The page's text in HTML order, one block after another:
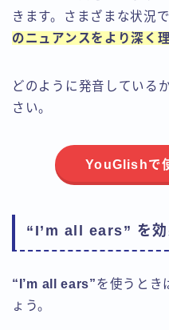
きます。さまざまな状況
のニュアンスをより深く
どのように発音している
さい。
YouGlishで
“I’m all ears” を効
“I’m all ears”を使うとき
ょう。